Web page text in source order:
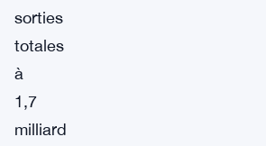
sorties
totales
à
1,7
milliard